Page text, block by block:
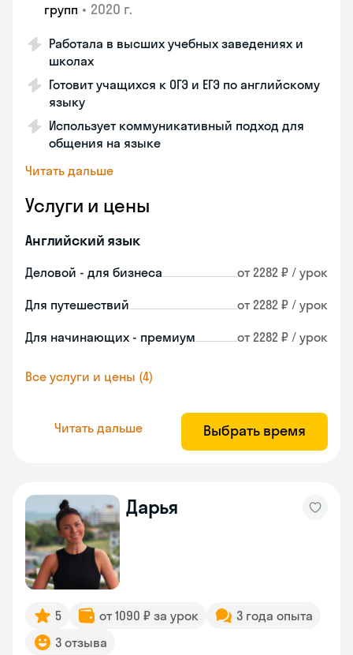
групп • 2020 г.
Работала в высших учебных заведениях и
школах
Готовит учащихся к ОГЭ и ЕГЭ по английскому
языку
Использует коммуникативный подход для
общения на языке
Читать дальше
Услуги и цены
Английский язык
Деловой - для бизнеса от 2282 ₽ / урок
Для путешествий от 2282 ₽ / урок
Для начинающих - премиум от 2282 ₽ / урок
Все услуги и цены (4)
Читать дальше Выбрать время
Дарья
5 от 1090 ₽ за урок
3 года опыта
3 отзыва